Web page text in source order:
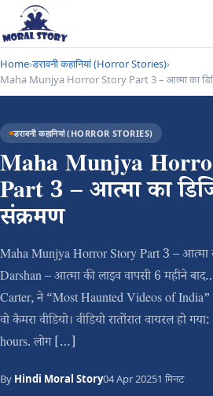
Home›डरावनी कहानियां (Horror Stories)›
Maha Munjya Horror Story Part 3 – आत्मा का
डरावनी कहानियां (HORROR STORIES)
Maha Munjya
Part 3 – आत्मा का
संक्रमण
Maha Munjya Horror Story Part 3 – आत्मा
Darshan – आत्मा की लाइव वापसी 6 महीने
Carter, ने “Most Haunted Videos of
वो कैमरा वीडियो। वीडियो रातोंरात वायरल
hours. लोग […]
By Hindi Moral Story04 Apr 20251 मिनट